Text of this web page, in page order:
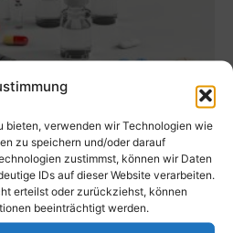
bieten, verwenden wir Technologien wie
zu speichern und/oder darauf
zustimmst, können wir Daten
IDs auf dieser Website verarbeiten.
erteilst oder zurückziehst, können
beeinträchtigt werden.
mit der Angst
2019